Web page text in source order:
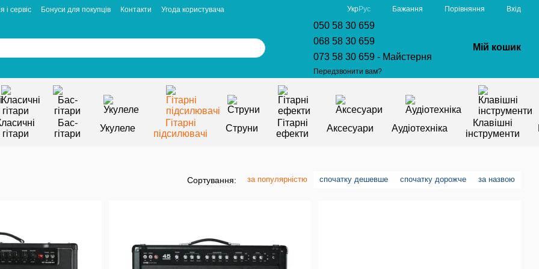
і сервіс Бонуси для покупців Контакти
Угода користувача
УкрРус Бажання Порівняння Вхід
050 58 30 659
068 58 30 659
073 58 30 659 - Майстерня
Передзвонити вам?
Мій кошик
гітари
Бас-
гітари
Укулеле
Гітарні
підсилювачі
Струни
Гітарні
ефекти
Аксесуари Аудіотехніка
Клавішні
інструменти
Сортування: за популярністю спочатку дешевше спочатку дорожче за назвою